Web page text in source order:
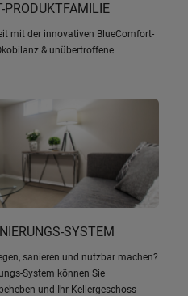
PRODUKTFAMILIE
mit der innovativen BlueComfort-
& unübertroffene
SYSTEM
sanieren und nutzbar machen?
System können Sie
und Ihr Kellergeschoss